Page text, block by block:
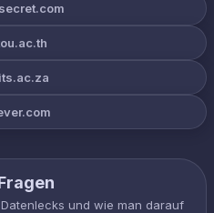
und wie man darauf